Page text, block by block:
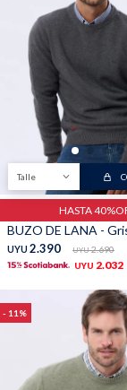
Talle
HASTA
BUZO DE LANA -
UYU 2.390 UYU 2.690
UYU 2.032
11